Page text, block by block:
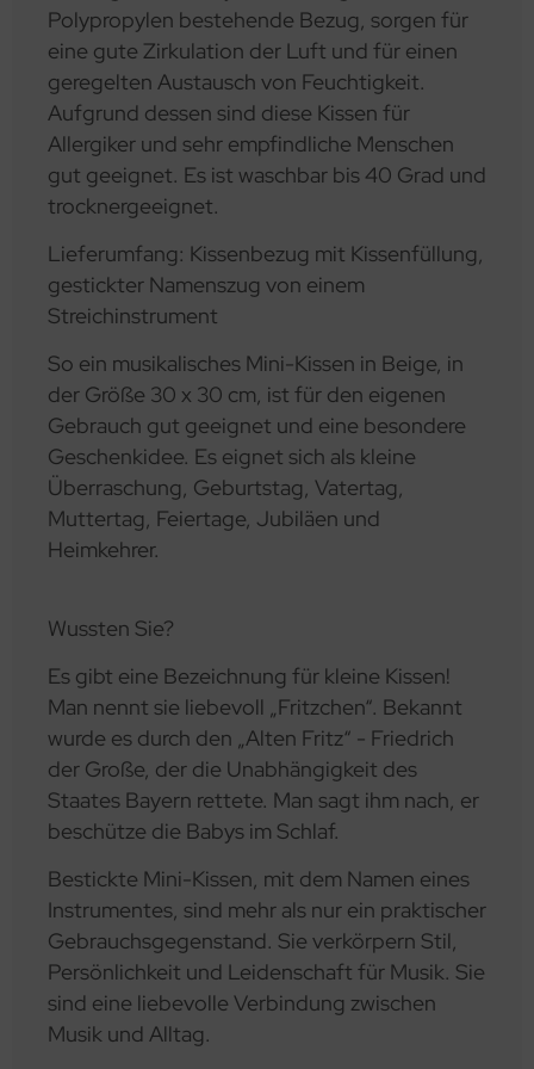
Polypropylen bestehende Bezug, sorgen für
eine gute Zirkulation der Luft und für einen
geregelten Austausch von Feuchtigkeit.
Aufgrund dessen sind diese Kissen für
Allergiker und sehr empfindliche Menschen
gut geeignet. Es ist waschbar bis 40 Grad und
trocknergeeignet.
Lieferumfang: Kissenbezug mit Kissenfüllung,
gestickter Namenszug von einem
Streichinstrument
So ein musikalisches Mini-Kissen in Beige, in
der Größe 30 x 30 cm, ist für den eigenen
Gebrauch gut geeignet und eine besondere
Geschenkidee. Es eignet sich als kleine
Überraschung, Geburtstag, Vatertag,
Muttertag, Feiertage, Jubiläen und
Heimkehrer.
Wussten Sie?
Es gibt eine Bezeichnung für kleine Kissen!
Man nennt sie liebevoll „Fritzchen“. Bekannt
wurde es durch den „Alten Fritz“ - Friedrich
der Große, der die Unabhängigkeit des
Staates Bayern rettete. Man sagt ihm nach, er
beschütze die Babys im Schlaf.
Bestickte Mini-Kissen, mit dem Namen eines
Instrumentes, sind mehr als nur ein praktischer
Gebrauchsgegenstand. Sie verkörpern Stil,
Persönlichkeit und Leidenschaft für Musik. Sie
sind eine liebevolle Verbindung zwischen
Musik und Alltag.